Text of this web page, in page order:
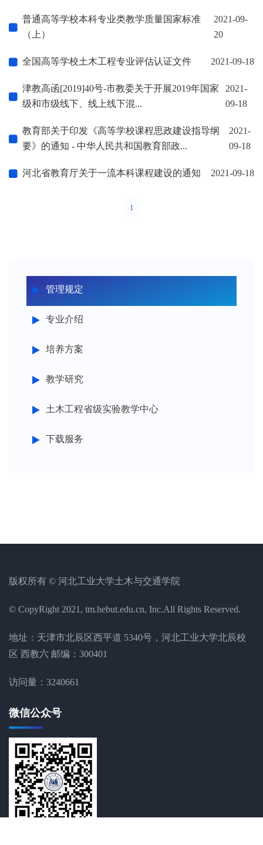
管理规定
专业介绍
培养方案
教学研究
土木工程省级实验教学中心
下载服务
普通高等学校本科专业类教学质量国家标准
（上）
2021-09-
20
全国高等学校土木工程专业评估认证文件 2021-09-18
津教高函[2019]40号-市教委关于开展2019年国家
级和市级线下、线上线下混...
2021-
09-18
教育部关于印发《高等学校课程思政建设指导纲
要》的通知 - 中华人民共和国教育部政...
2021-
09-18
河北省教育厅关于一流本科课程建设的通知 2021-09-18
1
版权所有 © 河北工业大学土木与交通学院
© CopyRight 2021, tm.hebut.edu.cn, Inc.All Rights Reserved.
地址：天津市北辰区西平道 5340号，河北工业大学北辰校
区 西教六 邮编：300401
访问量： 3240661
微信公众号